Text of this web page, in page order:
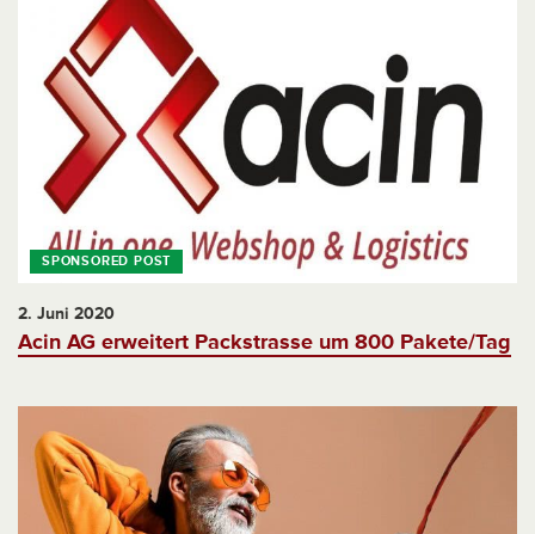
2. Juni 2020
Acin AG erweitert Packstrasse um 800 Pakete/Tag